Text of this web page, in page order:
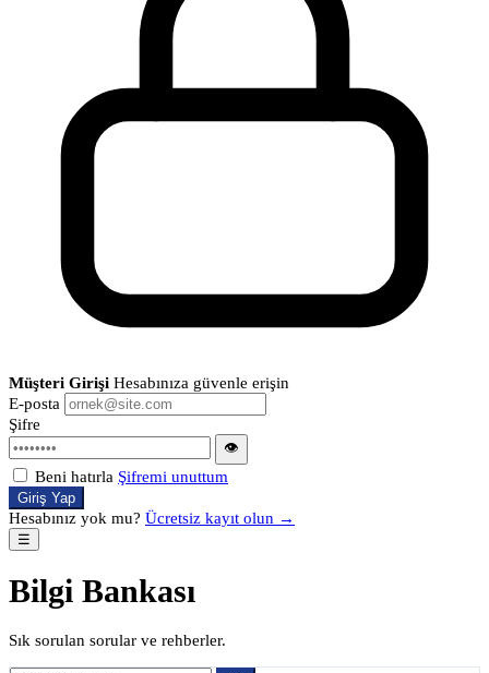
Müşteri Girişi Hesabınıza güvenle erişin
E-posta
Şifre
👁
Beni hatırla Şifremi unuttum
Giriş Yap
Hesabınız yok mu? Ücretsiz kayıt olun →
☰
Bilgi Bankası
Sık sorulan sorular ve rehberler.